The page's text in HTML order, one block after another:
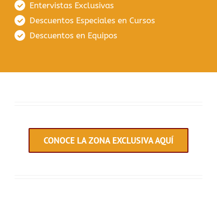
Entervistas Exclusivas
Descuentos Especiales en Cursos
Descuentos en Equipos
CONOCE LA ZONA EXCLUSIVA AQUÍ